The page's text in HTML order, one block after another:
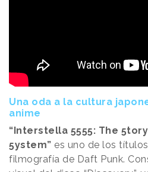
Una oda a la cultura
anime
“Interstella 5555: The
5ystem” es uno de los
filmografía de Daft Punk.